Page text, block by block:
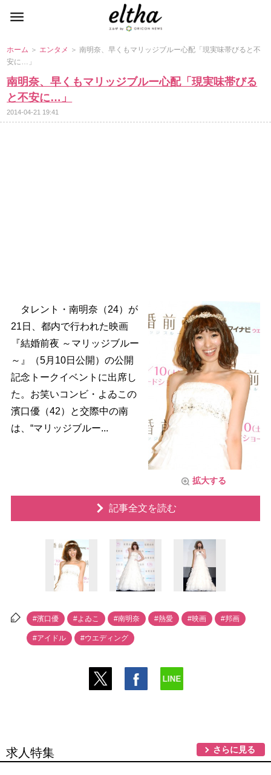
ホーム ＞ エンタメ ＞ 南明奈、早くもマリッジブルー心配「現実味帯びると不
安に…」
南明奈、早くもマリッジブルー心配「現実味帯びる
と不安に…」
2014-04-21 19:41
拡大する
タレント・南明奈（24）が
21日、都内で行われた映画
『結婚前夜 ～マリッジブルー
～』（5月10日公開）の公開
記念トークイベントに出席し
た。お笑いコンビ・よゐこの
濱口優（42）と交際中の南
は、“マリッジブルー...
記事全文を読む
#濱口優 #よゐこ #南明奈 #熱愛 #映画 #邦画
#アイドル #ウエディング
求人特集 さらに見る